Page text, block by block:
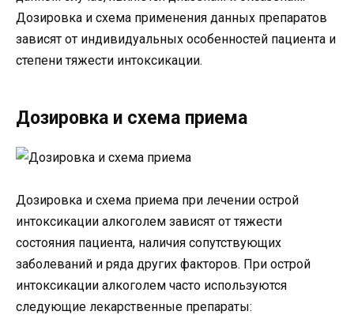
Дозировка и схема применения данных препаратов
зависят от индивидуальных особенностей пациента и
степени тяжести интоксикации.
Дозировка и схема приема
Дозировка и схема приема при лечении острой
интоксикации алкоголем зависят от тяжести
состояния пациента, наличия сопутствующих
заболеваний и ряда других факторов. При острой
интоксикации алкоголем часто используются
следующие лекарственные препараты: